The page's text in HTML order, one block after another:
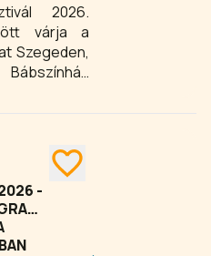
2026.
várja a
Szegeden,
tartalmas
Szegeden
a nyári
-